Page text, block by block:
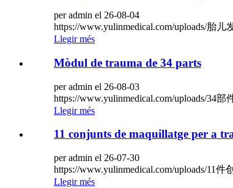
per admin el 26-08-04
https://www.yulinmedical.com/uploads/胎
Llegir més
Mòdul de trauma de 34 parts
per admin el 26-08-03
https://www.yulinmedical.com/uploads/34部
Llegir més
11 conjunts de maquillatge per a
per admin el 26-07-30
https://www.yulinmedical.com/uploads/11件
Llegir més